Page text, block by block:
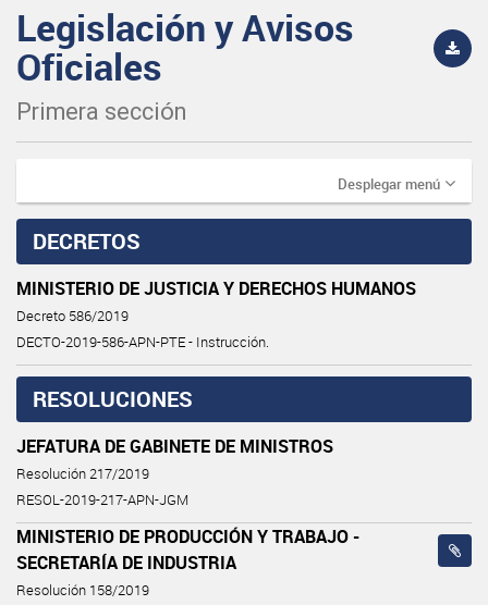
Legislación y Avisos
Oficiales
Primera sección
Desplegar menú
DECRETOS
MINISTERIO DE JUSTICIA Y DERECHOS HUMANOS
Decreto 586/2019
DECTO-2019-586-APN-PTE - Instrucción.
RESOLUCIONES
JEFATURA DE GABINETE DE MINISTROS
Resolución 217/2019
RESOL-2019-217-APN-JGM
MINISTERIO DE PRODUCCIÓN Y TRABAJO -
SECRETARÍA DE INDUSTRIA
Resolución 158/2019